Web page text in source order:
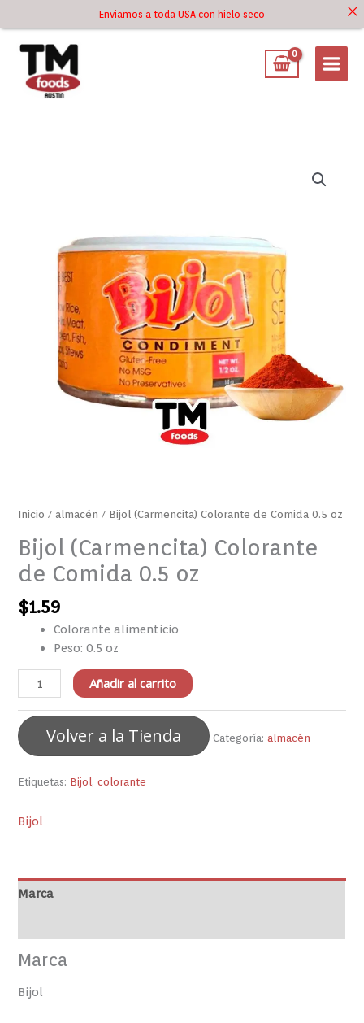
Enviamos a toda USA con hielo seco
al
contenido
Inicio /almacén / Bijol (Carmencita) Colorante de Comida 0.5 oz
Bijol (Carmencita) Colorante
de Comida 0.5 oz
$1.59
Colorante alimenticio
Peso: 0.5 oz
cantidad
Añadir al carrito
Volver a la Tienda Categoría:almacén
Etiquetas: Bijol,colorante
Bijol
Marca
Marca
Bijol